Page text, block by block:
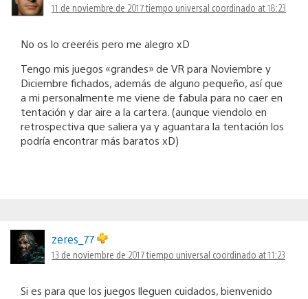
11 de noviembre de 2017 tiempo universal coordinado at 18:23
No os lo creeréis pero me alegro xD
Tengo mis juegos «grandes» de VR para Noviembre y
Diciembre fichados, además de alguno pequeño, así que
a mi personalmente me viene de fabula para no caer en
tentación y dar aire a la cartera. (aunque viendolo en
retrospectiva que saliera ya y aguantara la tentación los
podría encontrar más baratos xD)
zeres_77
13 de noviembre de 2017 tiempo universal coordinado at 11:23
Si es para que los juegos lleguen cuidados, bienvenido